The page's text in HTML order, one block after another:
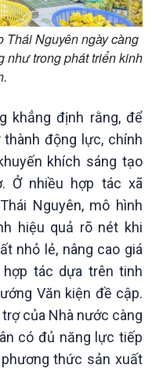
Nông nghiệp & Biển
vàng
đảo Việt Nam
tình biên giới và hải
hiểu biển, đảo Việt
Thái Nguyên ngày càng
như trong phát triển kinh
khẳng định rằng, để
động lực, chính
khích sáng tạo
Ở nhiều hợp tác xã
Nguyên, mô hình
hiệu quả rõ nét khi
nhỏ lẻ, nâng cao giá
tác dựa trên tinh
Văn kiện đề cập.
của Nhà nước càng
có đủ năng lực tiếp
thức sản xuất